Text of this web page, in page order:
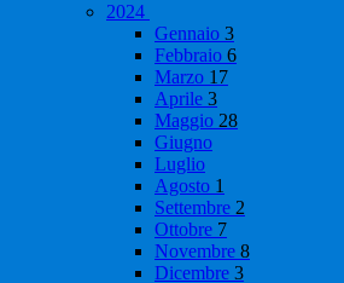
2024
Gennaio 3
Febbraio 6
Marzo 17
Aprile 3
Maggio 28
Giugno
Luglio
Agosto 1
Settembre 2
Ottobre 7
Novembre 8
Dicembre 3